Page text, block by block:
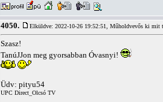
4050. Elküldve: 2022-10-26 19:52:51, Műholdvevős ki mit
Szasz!
TanúJJon meg gyorsabban Óvasnyi!
Üdv: pityu54
UPC Direct_Olcsó TV